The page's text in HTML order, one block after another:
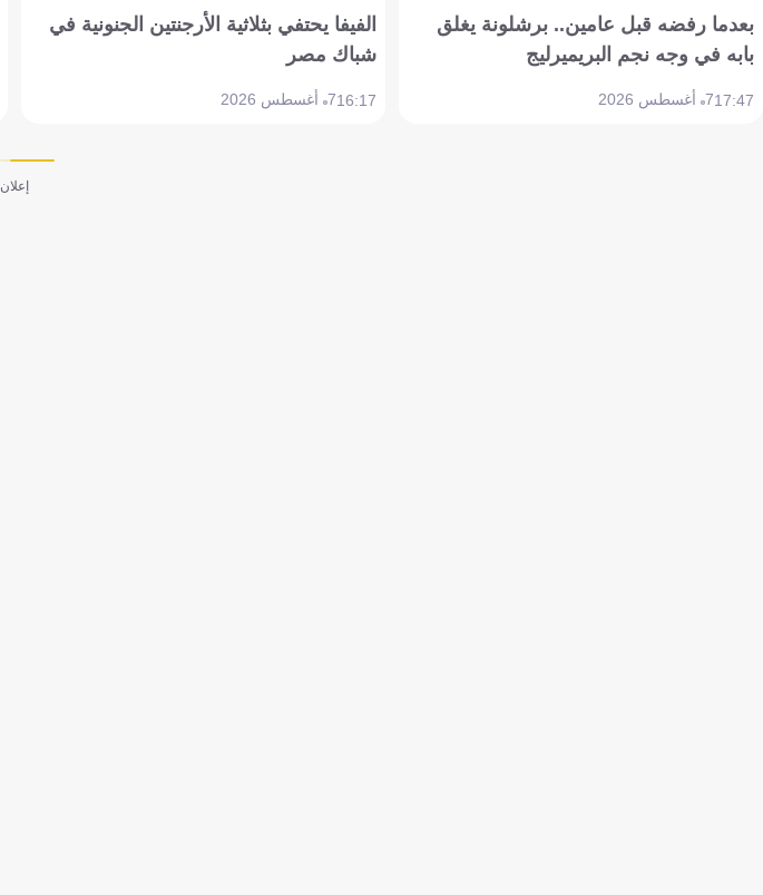
بعدما رفضه قبل عامين.. برشلونة يغلق
بابه في وجه نجم البريميرليج
17:477 أغسطس 2026
الفيفا يحتفي بثلاثية الأرجنتين الجنونية في
شباك مصر
16:177 أغسطس 2026
إعلان